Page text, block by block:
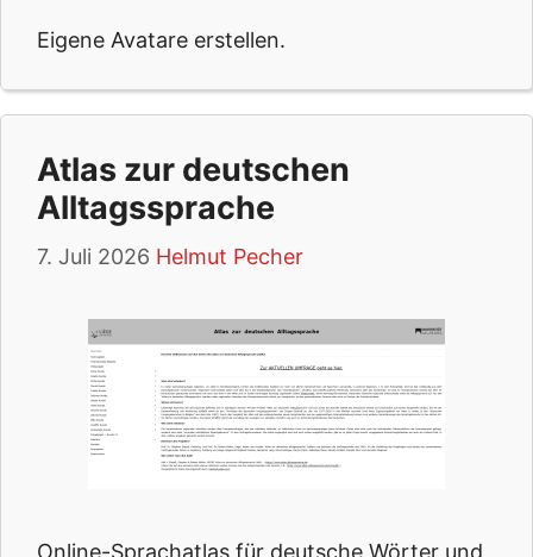
Eigene Avatare erstellen.
Atlas zur deutschen
Alltagssprache
7. Juli 2026 Helmut Pecher
Online-Sprachatlas für deutsche Wörter und